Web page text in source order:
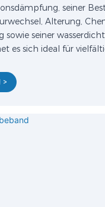
seiner
Alterung,
sowie seiner
es sich ideal für
>